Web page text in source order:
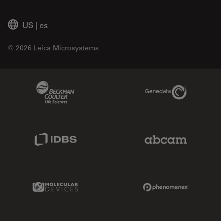
US | es
© 2026 Leica Microsystems
Genedata Link
Molecular Devices Link